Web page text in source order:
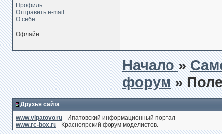
Профиль
Отправить e-mail
О себе
Офлайн
Начало»
форум »
Друзья сайта
www.vipatovo.ru - Ипатовский информационный портал
www.rc-box.ru - Красноярский форум моделистов.